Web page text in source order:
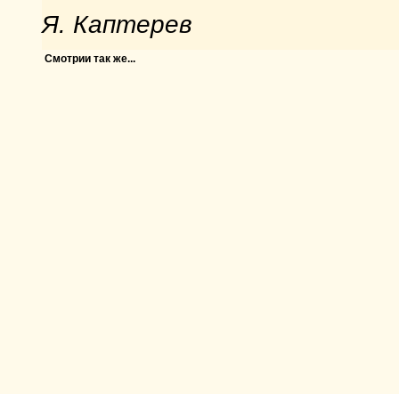
Я. Каптерев
Смотрии так же...